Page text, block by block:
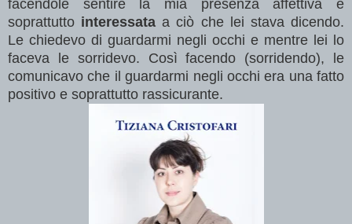
facendole sentire la mia presenza affettiva e
soprattutto interessata a ciò che lei stava dicendo.
Le chiedevo di guardarmi negli occhi e mentre lei lo
faceva le sorridevo. Così facendo (sorridendo), le
comunicavo che il guardarmi negli occhi era una fatto
positivo e soprattutto rassicurante.